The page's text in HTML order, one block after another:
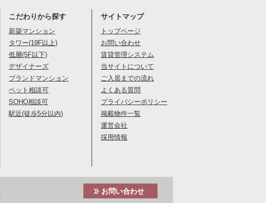
こだわりから探す
新築マンション
タワー(19F以上)
低層(5F以下)
デザイナーズ
ブランドマンション
ペット相談可
SOHO相談可
駅近(徒歩5分以内)
サイトマップ
トップページ
お問い合わせ
賃貸管理システム
当サイトについて
ご入居までの流れ
よくある質問
プライバシーポリシー
掲載物件一覧
運営会社
採用情報
お問い合わせ